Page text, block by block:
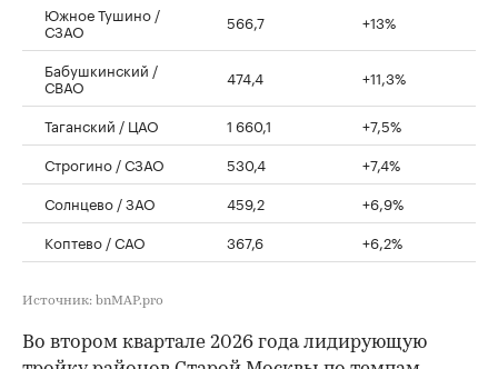
Южное Тушино /
СЗАО 566,7 +13%
Бабушкинский /
СВАО 474,4 +11,3%
Таганский / ЦАО 1 660,1
+7,5%
Строгино / СЗАО
530,4
+7,4%
Солнцево / ЗАО
459,2
+6,9%
Коптево / САО
367,6 +6,2%
Источник: bnMAP.pro
Во втором квартале 2026 года лидирующую